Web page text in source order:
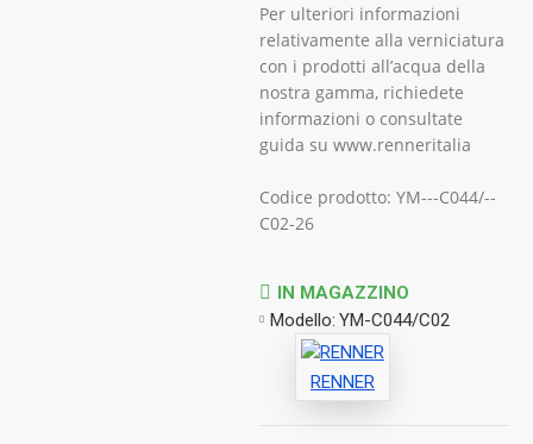
Per ulteriori informazioni
relativamente alla verniciatura
con i prodotti all’acqua della
nostra gamma, richiedete
informazioni o consultate
guida su www.renneritalia
Codice prodotto: YM---C044/--
C02-26
IN MAGAZZINO
Modello: YM-C044/C02
RENNER